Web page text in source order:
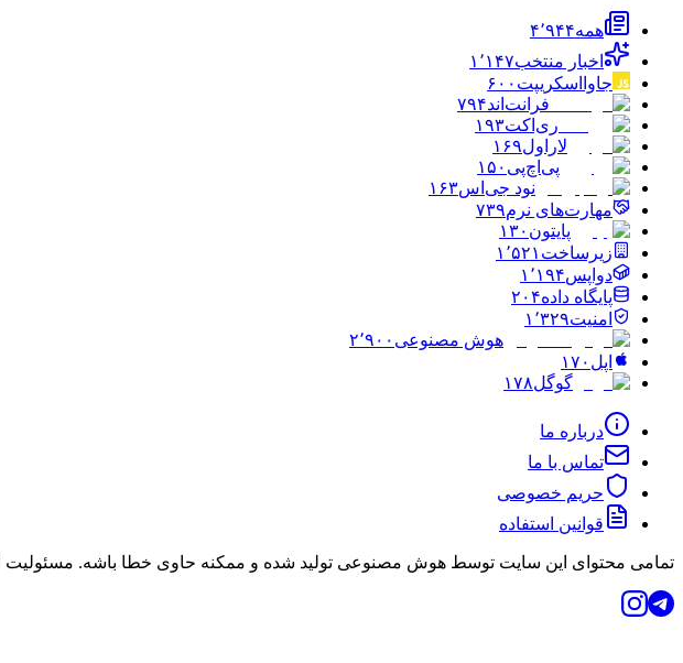
همه۴٬۹۴۴
اخبار منتخب۱٬۱۴۷
جاوااسکریپت ۶۰۰
فرانت‌اند۷۹۴
ری‌اکت۱۹۳
لاراول۱۶۹
پی‌اچ‌پی ۱۵۰
نود جی‌اس۱۶۳
مهارت‌های نرم۷۳۹
پایتون ۱۳۰
زیرساخت ۱٬۵۲۱
دواپس۱٬۱۹۴
پایگاه داده۲۰۴
امنیت۱٬۳۲۹
هوش مصنوعی ۲٬۹۰۰
اپل ۱۷۰
گوگل۱۷۸
درباره ما
تماس با ما
حریم خصوصی
قوانین استفاده
تمامی محتوای این سایت توسط هوش مصنوعی تولید شده و ممکنه حاوی خطا باشه. مسئولیت